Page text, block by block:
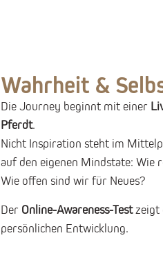
Wahrheit &
Die Journey beginnt mit einer
Pferdt.
Nicht Inspiration steht im
auf den eigenen Mindstate: Wie
Wie offen sind wir für Neues?
Der Online-Awareness-Testzeigt
persönlichen Entwicklung.